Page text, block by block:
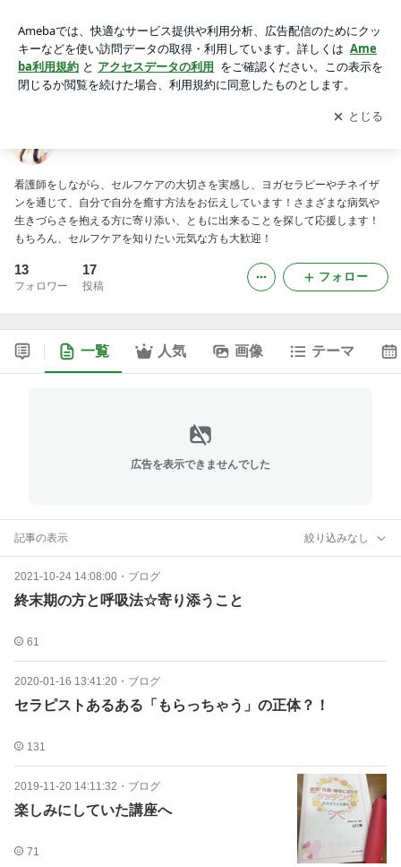
アプリをダウンロードして ブログの更新通知
を受け取りまし
ょう。
開く
看護師をしながら、セルフケアの大切さを実感し、ヨガセラピーやチネイザ
ンを通じて、自分で自分を癒す方法をお伝えしています！さまざまな病気や
生きづらさを抱える方に寄り添い、ともに出来ることを探して応援します！
もちろん、セルフケアを知りたい元気な方も大歓迎！
13
フォロワー
17
投稿
フォロー
一覧 人気 画像 テーマ
広告を表示できませんでした
記事の表示 絞り込みなし
2021-10-24 14:08:00 ・ ブログ
終末期の方と呼吸法☆寄り添うこと
61
2020-01-16 13:41:20 ・ ブログ
セラピストあるある「もらっちゃう」の正体？！
131
2019-11-20 14:11:32 ・ ブログ
楽しみにしていた講座へ
71